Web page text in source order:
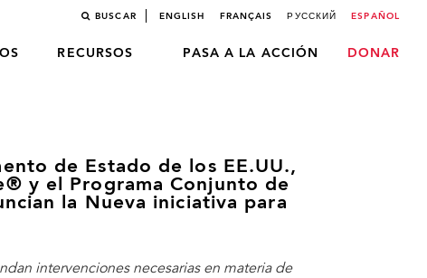
BUSCAR ENGLISH FRANÇAIS РУССКИЙ ESPAÑOL
RECURSOS PASA A LA ACCIÓN DONAR
de Estado de los EE.UU.,
y el Programa Conjunto de
la Nueva iniciativa para
intervenciones necesarias en materia de